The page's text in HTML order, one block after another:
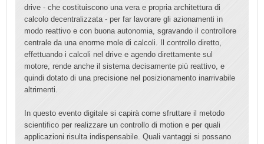
drive - che costituiscono una vera e propria architettura di
calcolo decentralizzata - per far lavorare gli azionamenti in
modo reattivo e con buona autonomia, sgravando il controllore
centrale da una enorme mole di calcoli. Il controllo diretto,
effettuando i calcoli nel drive e agendo direttamente sul
motore, rende anche il sistema decisamente più reattivo, e
quindi dotato di una precisione nel posizionamento inarrivabile
altrimenti.
In questo evento digitale si capirà come sfruttare il metodo
scientifico per realizzare un controllo di motion e per quali
applicazioni risulta indispensabile. Quali vantaggi si possano